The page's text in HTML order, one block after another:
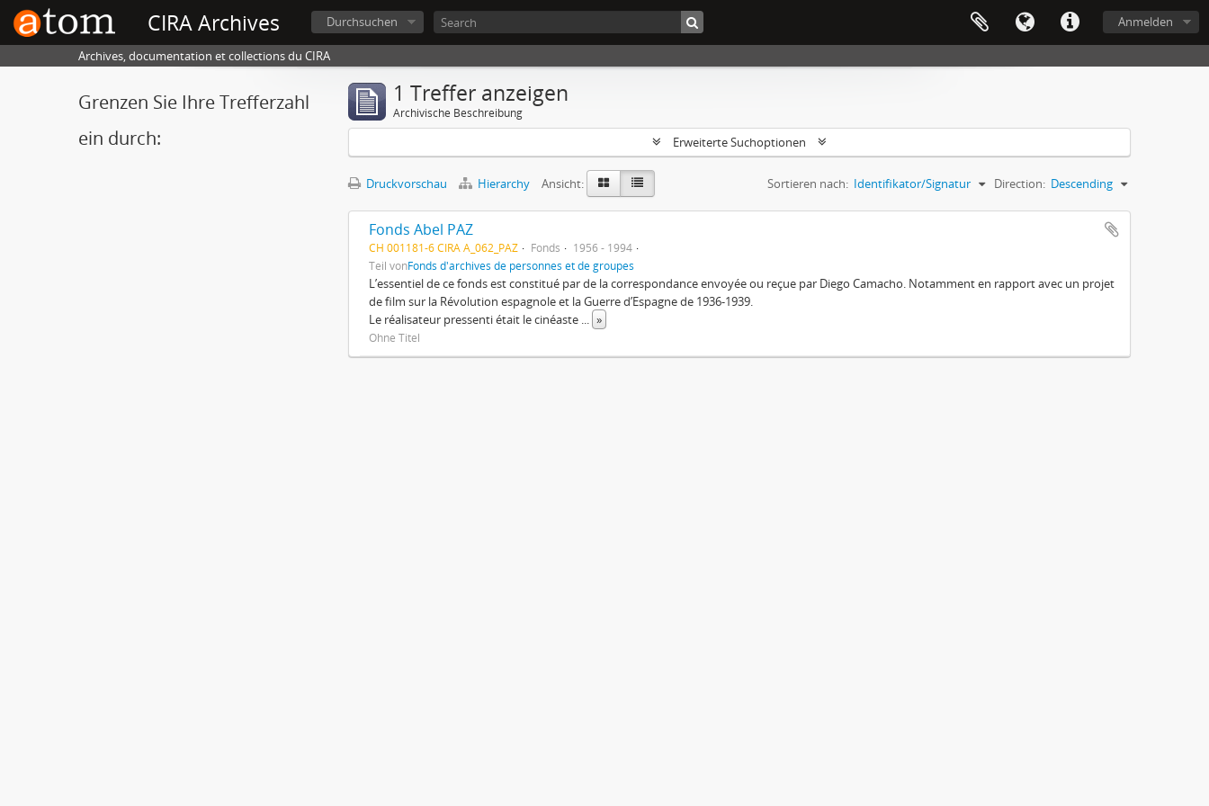
CIRA Archives Anmelden
Durchsuchen
Archives, documentation et collections du CIRA
Grenzen Sie Ihre Trefferzahl
ein durch:
1 Treffer anzeigen
Archivische Beschreibung
Erweiterte Suchoptionen
Druckvorschau Hierarchy Ansicht: Sortieren nach: Identifikator/Signatur Direction: Descending
Fonds Abel PAZ
CH 001181-6 CIRA A_062_PAZ Fonds
1956 - 1994
Teil vonFonds d'archives de personnes et de groupes
L’essentiel de ce fonds est constitué par de la correspondance envoyée ou reçue par Diego Camacho. Notamment en rapport avec un projet
de film sur la Révolution espagnole et la Guerre d’Espagne de 1936-1939.
Le réalisateur pressenti était le cinéaste ... »
Ohne Titel